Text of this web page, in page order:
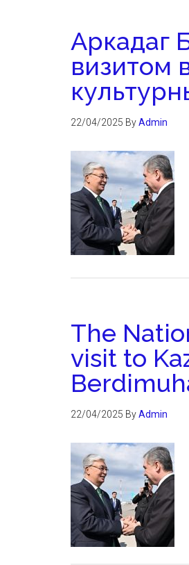
Аркадаг
визитом
22/04/2025 ByAdmin
The
visit to
22/04/2025 ByAdmin